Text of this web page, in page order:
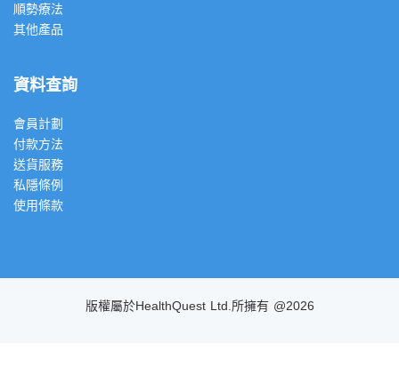
順勢療法
其他產品
資料查詢
會員計劃
付款方法
送貨服務
私隱條例
使用條款
版權屬於HealthQuest Ltd.所擁有 @2026